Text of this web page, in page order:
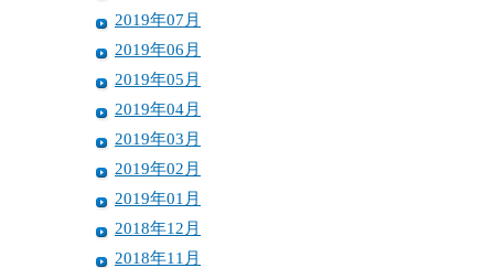
2019年07月
2019年06月
2019年05月
2019年04月
2019年03月
2019年02月
2019年01月
2018年12月
2018年11月